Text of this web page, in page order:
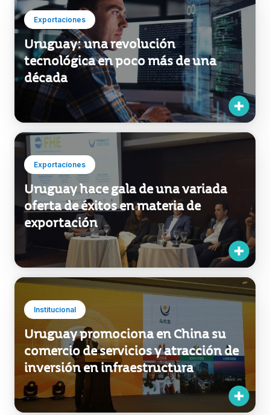
Exportaciones
Uruguay: una revolución
tecnológica en poco más de una
década
Exportaciones
Uruguay hace gala de una variada
oferta de éxitos en materia de
exportación
Institucional
Uruguay promociona en China su
comercio de servicios y atracción de
inversión en infraestructura